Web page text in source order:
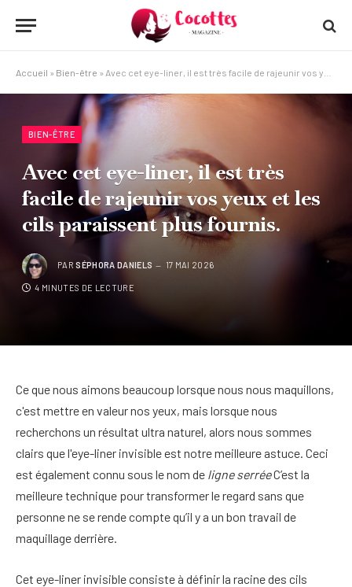
Accueil » Bien-être » Avec cet eye-liner, il est très facile de rajeunir vos yeux et les cils paraissent plus fournis.
BIEN-ÊTRE
Avec cet eye-liner, il est très
facile de rajeunir vos yeux et les
cils paraissent plus fournis.
PAR SÉPHORA DANIELS 17 MAI 2026
4 MINUTES DE LECTURE
Ce que nous aimons beaucoup lorsque nous nous maquillons,
c'est mettre en valeur nos yeux, mais lorsque nous
recherchons un résultat ultra naturel, alors nous sommes
clairs que l'eye-liner invisible est notre meilleure astuce. Ceci
est également connu sous le nom de ligne serréeC’est la
meilleure technique pour transformer le regard sans que
personne ne se rende compte qu’il y a un bon travail de
maquillage derrière.
Cet eye-liner invisible consiste à définir la racine des cils